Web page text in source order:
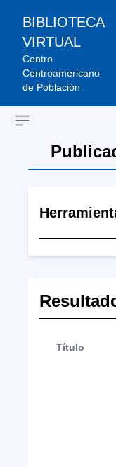
BIBLIOTECA
VIRTUAL
Centro
Centroamericano
de Población
Open sidebar
Título